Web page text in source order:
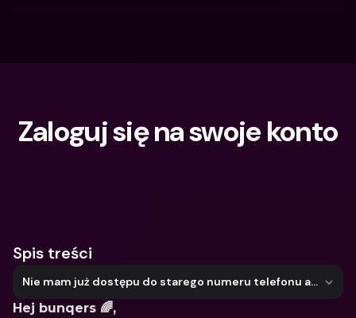
Zaloguj się na swoje konto
Spis treści
Nie mam już dostępu do starego numeru telefonu ani adresu e‑mail
Hej bunqers 🌈,